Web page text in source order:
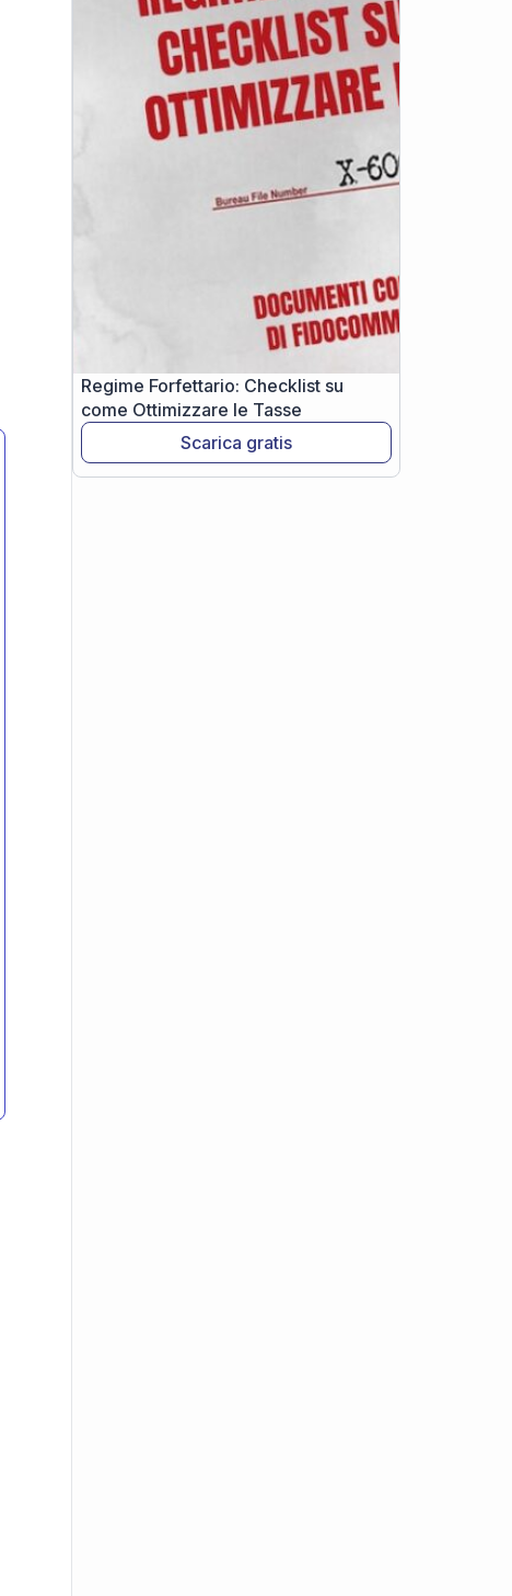
Regime Forfettario: Checklist su
come Ottimizzare le Tasse
Scarica gratis